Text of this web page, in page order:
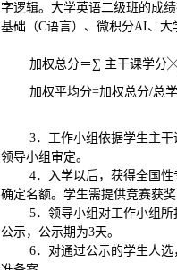
字逻辑。大学英语二级班的成
基础（C语言）、微积分AI、大
加权总分＝∑ 主干课学分
加权平均分=加权总分/总
3．工作小组依据学生主
领导小组审定。
4．入学以后，获得全国
确定名额。学生需提供竞赛获奖
5．领导小组对工作小组
公示，公示期为3天。
6．对通过公示的学生人